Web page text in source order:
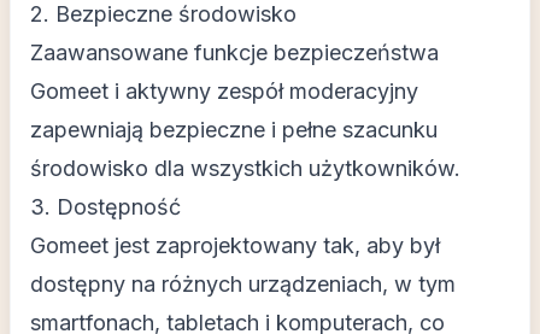
2. Bezpieczne środowisko
Zaawansowane funkcje bezpieczeństwa
Gomeet i aktywny zespół moderacyjny
zapewniają bezpieczne i pełne szacunku
środowisko dla wszystkich użytkowników.
3. Dostępność
Gomeet jest zaprojektowany tak, aby był
dostępny na różnych urządzeniach, w tym
smartfonach, tabletach i komputerach, co